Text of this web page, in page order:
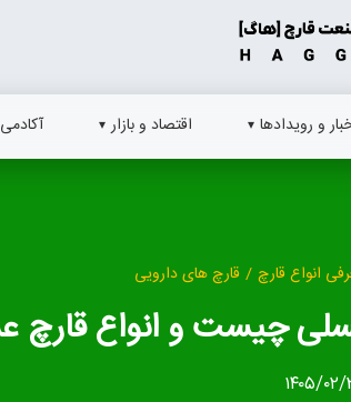
و رویدادها اقتصاد و بازار
انواع قارچ / قارچ‌ های دارویی
چیست و انواع قارچ
۰۲/۳۱